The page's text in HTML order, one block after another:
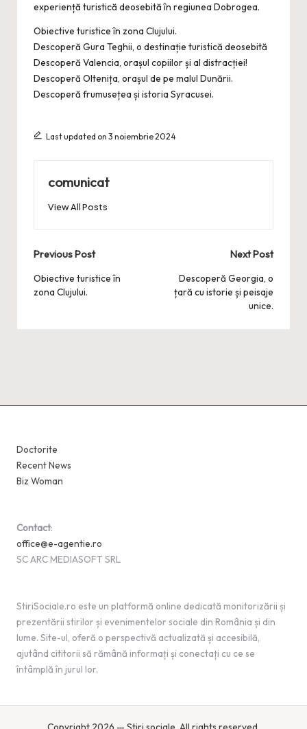
experiență turistică deosebită în regiunea Dobrogea.
Obiective turistice în zona Clujului.
Descoperă Gura Teghii, o destinație turistică deosebită
Descoperă Valencia, orașul copiilor și al distracției!
Descoperă Oltenița, orașul de pe malul Dunării.
Descoperă frumusețea și istoria Syracusei.
Last updated on 3 noiembrie 2024
comunicat
View All Posts
Post
navigation
Previous Post
Obiective turistice în
zona Clujului.
Next Post
Descoperă Georgia, o
țară cu istorie și peisaje
unice.
Doctorite
Recent News
Biz Woman
Contact:
office@e-agentie.ro
SC ARC MEDIASOFT SRL
StiriSociale.ro este un platformă online dedicată monitorizării și
prezentării stirilor și evenimentelor sociale din România și din
lume. Site-ul, oferă o perspectivă actualizată și accesibilă,
ajutând cititorii să rămână informați și conectați cu ce se
întâmplă în jurul lor.